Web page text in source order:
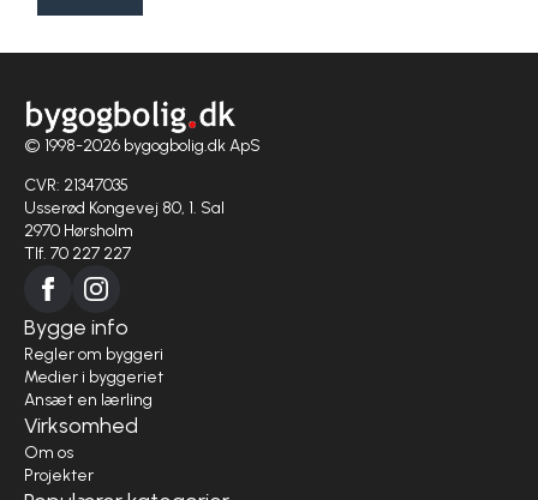
© 1998-2026 bygogbolig.dk ApS
CVR: 21347035
Usserød Kongevej 80, 1. Sal
2970 Hørsholm
Tlf. 70 227 227
Bygge info
Regler om byggeri
Medier i byggeriet
Ansæt en lærling
Virksomhed
Om os
Projekter